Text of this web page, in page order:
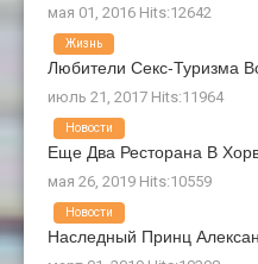
мая 01, 2016 Hits:12642
Любители Секс-Туризма
июль 21, 2017 Hits:11964
Жизнь
Еще Два Ресторана В
мая 26, 2019 Hits:10559
Новости
Наследный Принц
Новости